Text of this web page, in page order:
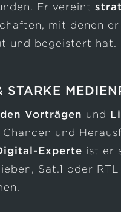
Er vereint
mit denen
und begeistert hat.
STARKE
Vorträgen und
und
Experte ist er
Sat.1 oder